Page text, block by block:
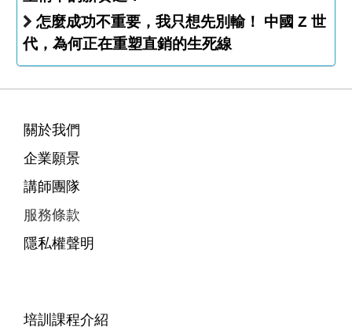
怎麼成功不重要，我只想先別輸！ 中國 Z 世
代，為何正在重塑直銷的生死線
關於我們
企業願景
講師團隊
服務條款
隱私權聲明
培訓課程介紹